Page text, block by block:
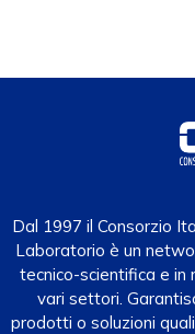
Dal 1997 il Consorzio
Laboratorio è un
tecnico-scientifica e in
vari settori.
prodotti o soluzioni